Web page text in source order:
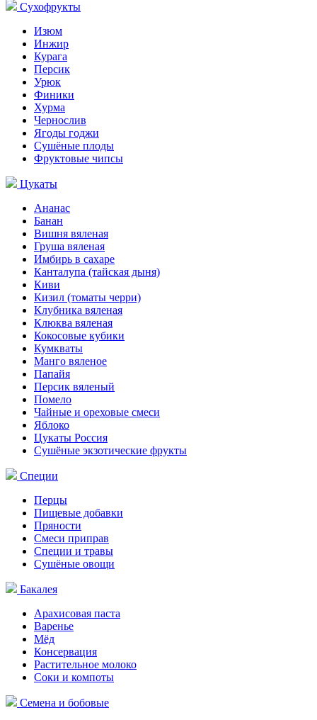
Сухофрукты
Изюм
Инжир
Курага
Персик
Урюк
Финики
Хурма
Чернослив
Ягоды годжи
Сушёные плоды
Фруктовые чипсы
Цукаты
Ананас
Банан
Вишня вяленая
Груша вяленая
Имбирь в сахаре
Канталупа (тайская дыня)
Киви
Кизил (томаты черри)
Клубника вяленая
Клюква вяленая
Кокосовые кубики
Кумкваты
Манго вяленое
Папайя
Персик вяленый
Помело
Чайные и ореховые смеси
Яблоко
Цукаты Россия
Сушёные экзотические фрукты
Специи
Перцы
Пищевые добавки
Пряности
Смеси приправ
Специи и травы
Сушёные овощи
Бакалея
Арахисовая паста
Варенье
Мёд
Консервация
Растительное молоко
Соки и компоты
Семена и бобовые